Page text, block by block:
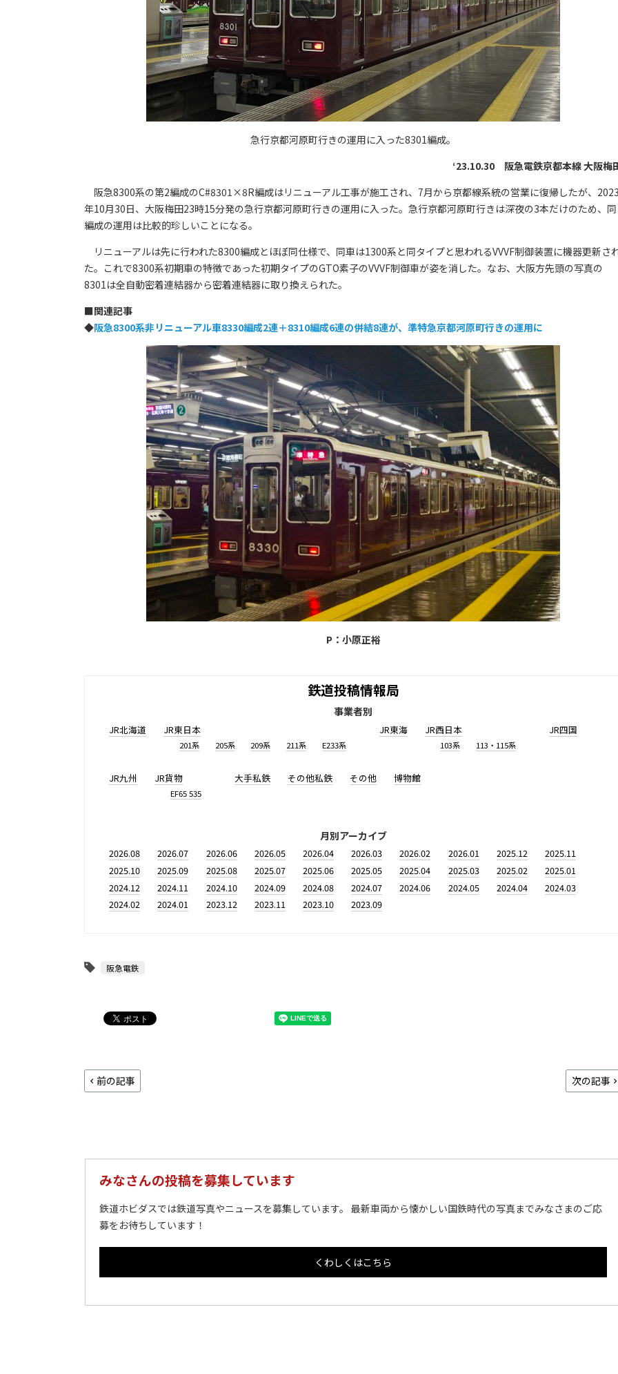
急行京都河原町行きの運用に入った8301編成。
‘23.10.30 阪急電鉄京都本線 大阪梅
阪急8300系の第2編成のC#8301×8R編成はリニューアル工事が施工され、7月から京都線系統の営業に復帰したが、2023
年10月30日、大阪梅田23時15分発の急行京都河原町行きの運用に入った。急行京都河原町行きは深夜の3本だけのため、同
編成の運用は比較的珍しいことになる。
リニューアルは先に行われた8300編成とほぼ同仕様で、同車は1300系と同タイプと思われるVVVF制御装置に機器更新さ
た。これで8300系初期車の特徴であった初期タイプのGTO素子のVVVF制御車が姿を消した。なお、大阪方先頭の写真の
8301は全自動密着連結器から密着連結器に取り換えられた。
■関連記事
◆阪急8300系非リニューアル車8330編成2連＋8310編成6連の併結8連が、準特急京都河原町行きの運用に
P：小原正裕
鉄道投稿情報局
事業者別
JR北海道 JR東日本
201系 205系 209系 211系 E233系
JR東海 JR西日本
103系 113・115系
JR四国
JR九州 JR貨物
EF65 535
大手私鉄 その他私鉄 その他 博物館
月別アーカイブ
2026.08 2026.07 2026.06 2026.05 2026.04 2026.03 2026.02 2026.01 2025.12
2025.11
2025.10
2025.09 2025.08 2025.07 2025.06 2025.05 2025.04 2025.03 2025.02
2025.01
2024.12
2024.11 2024.10 2024.09 2024.08 2024.07 2024.06 2024.05 2024.04
2024.03
2024.02
2024.01 2023.12 2023.11 2023.10 2023.09
阪急電鉄
前の記事 次の記事
みなさんの投稿を募集しています
鉄道ホビダスでは鉄道写真やニュースを募集しています。 最新車両から懐かしい国鉄時代の写真までみなさまのご応
募をお待ちしています！
くわしくはこちら